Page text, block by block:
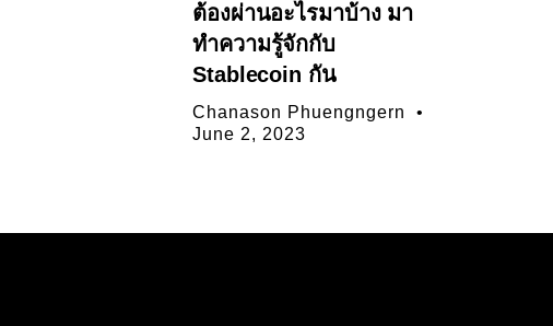
ต้องผ่านอะไรมาบ้าง มา
ทำความรู้จักกับ
Stablecoin กัน
Chanason Phuengngern
June 2, 2023